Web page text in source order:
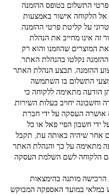
פרטי התשלום בטופס ההזמנה
אל הלקוחה אישור באמצעות
על קליטת פרטי ההזמנה.
זה אינו מחייב את הנהלת
המוצרים שהוזמנו והוא רק
נקלטו בהנהלת האתר.
ההזמנה, תבצע הנהלת האתר
התשלום בו השתמשה
הודעה מתאימה ללקוחה כי
וחשבונה יחויב בעלות השירות.
אושרה העסקה על ידי חברת
ידי חשבון הפיי פאל או כל
אחר שיהיה באותה עת, תקבל
מתאימה על כך והנהלת האתר
הלקוחה לשם השלמת העסקה
הרכישה מותנה בהימצאות
במלאי במועד האספקה המבוקש